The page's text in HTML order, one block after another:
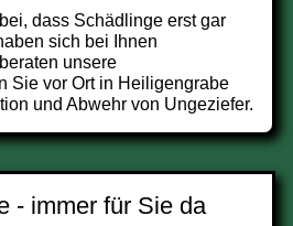
dass Schädlinge erst gar
sich bei Ihnen
unsere
Sie vor Ort in Heiligengrabe
und Abwehr von Ungeziefer.
- immer für Sie da